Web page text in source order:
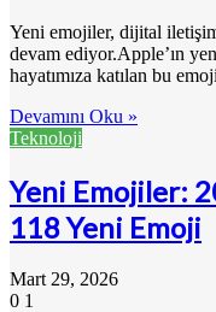
Yeni emojiler, dijital
devam ediyor.Apple’ın
hayatımıza katılan bu
Devamını Oku »
Teknoloji
Yeni Emojiler:
118 Yeni Emoji
Mart 29, 2026
0 1